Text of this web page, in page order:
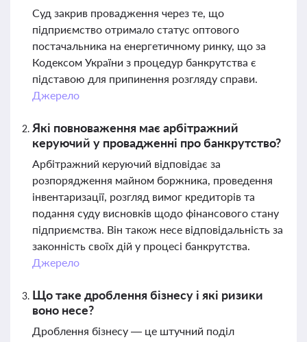
Суд закрив провадження через те, що
підприємство отримало статус оптового
постачальника на енергетичному ринку, що за
Кодексом України з процедур банкрутства є
підставою для припинення розгляду справи.
Джерело
Які повноваження має арбітражний
керуючий у провадженні про банкрутство?
Арбітражний керуючий відповідає за
розпорядження майном боржника, проведення
інвентаризації, розгляд вимог кредиторів та
подання суду висновків щодо фінансового стану
підприємства. Він також несе відповідальність за
законність своїх дій у процесі банкрутства.
Джерело
Що таке дроблення бізнесу і які ризики
воно несе?
Дроблення бізнесу — це штучний поділ